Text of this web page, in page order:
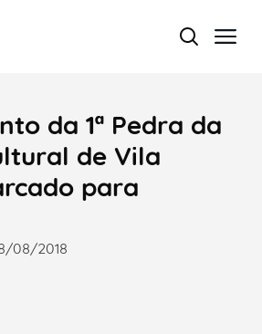
da 1ª Pedra da
de Vila
para
08/2018